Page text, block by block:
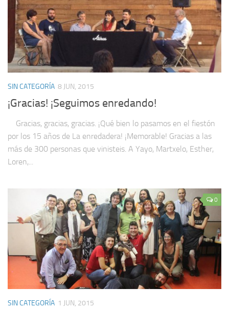
SIN CATEGORÍA 8 JUN, 2015
¡Gracias! ¡Seguimos enredando!
Gracias, gracias, gracias. ¡Qué bien lo pasamos en el fiestón
por los 15 años de La enredadera! ¡Memorable! Gracias a las
más de 300 personas que vinisteis. A Yayo, Martxelo, Esther,
Loren,...
0
SIN CATEGORÍA 1 JUN, 2015